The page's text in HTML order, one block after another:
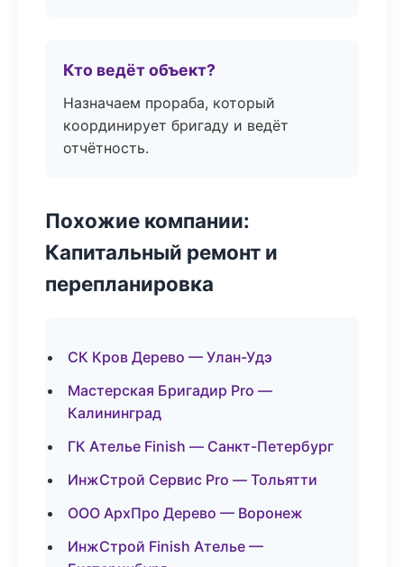
Кто ведёт объект?
Назначаем прораба, который
координирует бригаду и ведёт
отчётность.
Похожие компании:
Капитальный ремонт и
перепланировка
СК Кров Дерево — Улан-Удэ
Мастерская Бригадир Pro —
Калининград
ГК Ателье Finish — Санкт-Петербург
ИнжСтрой Сервис Pro — Тольятти
ООО АрхПро Дерево — Воронеж
ИнжСтрой Finish Ателье —